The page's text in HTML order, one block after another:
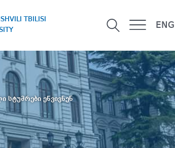
TBILISI
ENG
ეწვივნენ